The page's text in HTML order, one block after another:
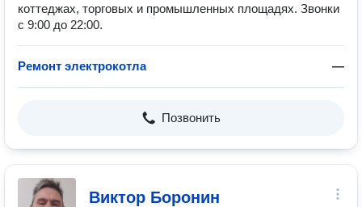
коттеджах, торговых и промышленных площадях. Звонки
с 9:00 до 22:00.
Ремонт электрокотла —
Позвонить
Виктор Боронин